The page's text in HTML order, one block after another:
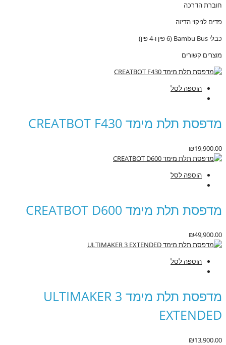
חוברת הדרכה
פדים לניקוי הדיזה
כבלי Bambu Bus (6 פין ו-4 פין)
מוצרים קשורים
הוספה לסל
מדפסת תלת מימד CREATBOT F430
₪19,900.00
הוספה לסל
מדפסת תלת מימד CREATBOT D600
₪49,900.00
הוספה לסל
מדפסת תלת מימד ULTIMAKER 3
EXTENDED
₪13,900.00